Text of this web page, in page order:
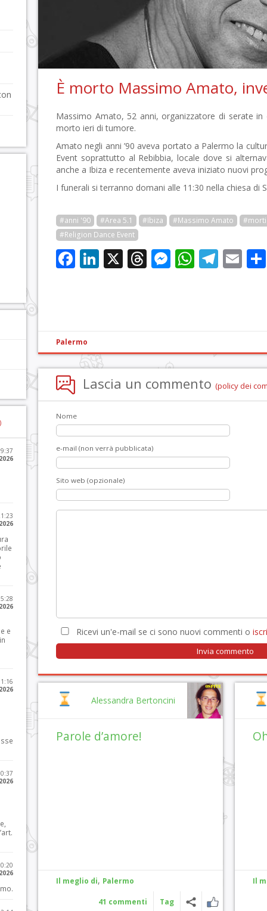
È morto Massimo Amato,
Massimo Amato, 52 anni, organizzatore di serate
morto ieri di tumore.
Amato negli anni ’90 aveva portato a Palermo la
Event soprattutto al Rebibbia, locale dove si
anche a Ibiza e recentemente aveva iniziato nuovi
I funerali si terranno domani alle 11:30 nella chiesa di
#anni '90 #Area 5.1 #Ibiza #Massimo Amato
#morti
#Religion Dance Event
Facebook
LinkedIn
X Threads
Palermo
Lascia un commento (policy dei
Nome
e-mail (non verrà pubblicata)
Sito web (opzionale)
Ricevi un'e-mail se ci sono nuovi commenti o
Il
Alessandra Bertoncini
Parole d’amore!
Il meglio di, Palermo
41 commenti Tag
e